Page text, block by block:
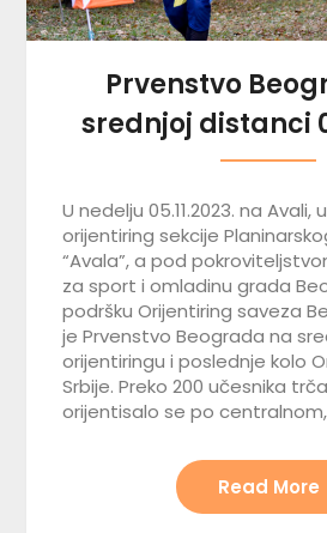
Prvenstvo
srednjoj distanci
U nedelju 05.11.2023. na Avali,
orijentiring sekcije
“Avala”, a pod
za sport i omladinu grada
podršku Orijentiring saveza
je Prvenstvo Beograda na
orijentiringu i poslednje kolo
Srbije. Preko 200 učesnika
orijentisalo se po
Read More